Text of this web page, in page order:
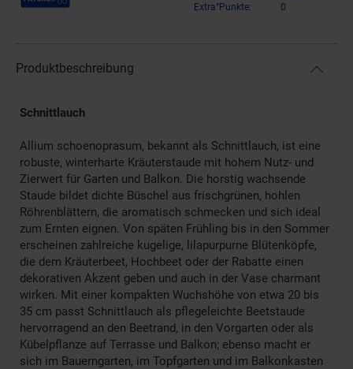
Extra°Punkte:
0
Produktbeschreibung
Schnittlauch
Allium schoenoprasum, bekannt als Schnittlauch, ist eine
robuste, winterharte Kräuterstaude mit hohem Nutz- und
Zierwert für Garten und Balkon. Die horstig wachsende
Staude bildet dichte Büschel aus frischgrünen, hohlen
Röhrenblättern, die aromatisch schmecken und sich ideal
zum Ernten eignen. Von späten Frühling bis in den Sommer
erscheinen zahlreiche kugelige, lilapurpurne Blütenköpfe,
die dem Kräuterbeet, Hochbeet oder der Rabatte einen
dekorativen Akzent geben und auch in der Vase charmant
wirken. Mit einer kompakten Wuchshöhe von etwa 20 bis
35 cm passt Schnittlauch als pflegeleichte Beetstaude
hervorragend an den Beetrand, in den Vorgarten oder als
Kübelpflanze auf Terrasse und Balkon; ebenso macht er
sich im Bauerngarten, im Topfgarten und im Balkonkasten